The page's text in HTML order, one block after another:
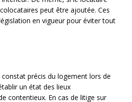
peut être ajoutée. Ces
en vigueur pour éviter tout
précis du logement lors de
un état des lieux
contentieux. En cas de litige sur